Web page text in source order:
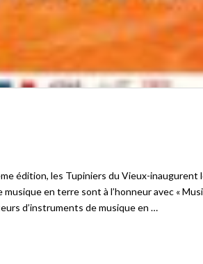
édition, les Tupiniers du Vieux-
en terre sont à l’honneur avec «
d’instruments de musique en …